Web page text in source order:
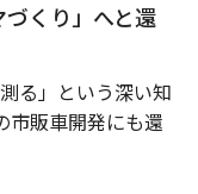
くり」へと還
る」という深い知
市販車開発にも還